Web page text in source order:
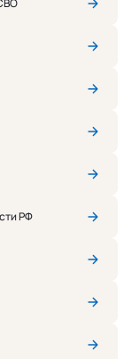
РФ